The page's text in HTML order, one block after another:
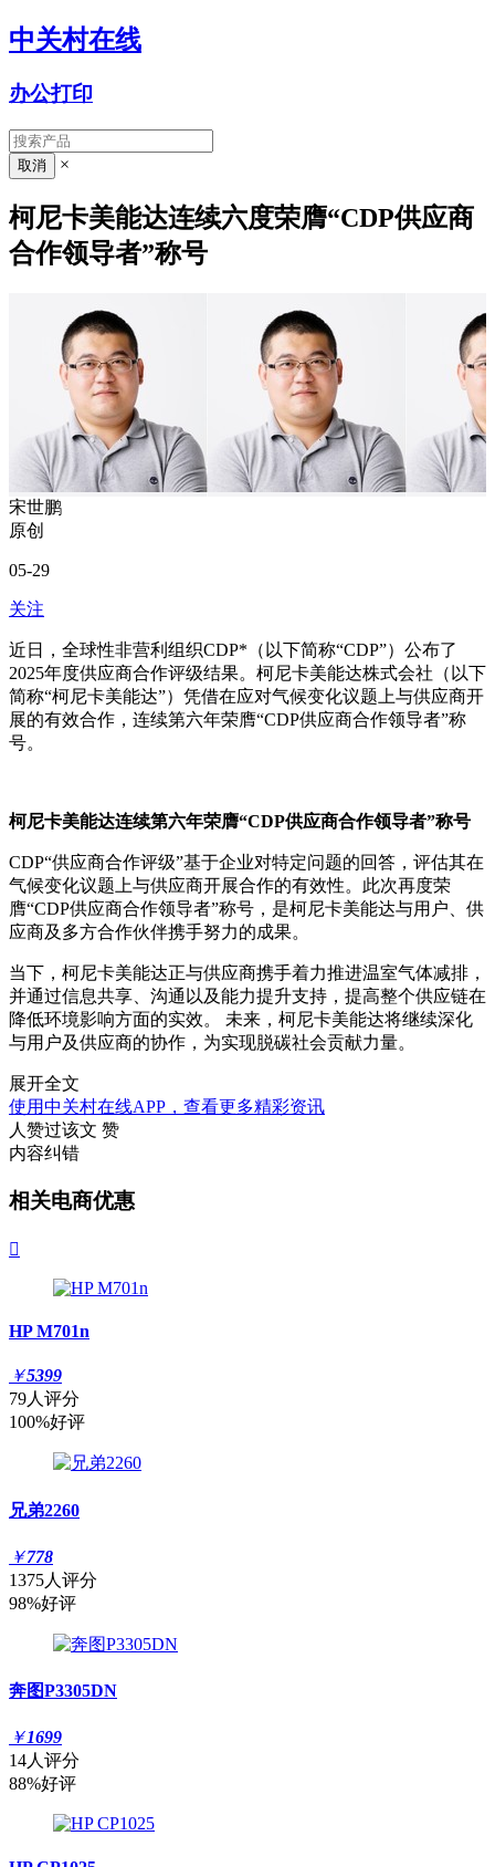
中关村在线
办公打印
×
柯尼卡美能达连续六度荣膺“CDP供应商
合作领导者”称号
宋世鹏
原创
05-29
关注
近日，全球性非营利组织CDP*（以下简称“CDP”）公布了
2025年度供应商合作评级结果。柯尼卡美能达株式会社（以下
简称“柯尼卡美能达”）凭借在应对气候变化议题上与供应商开
展的有效合作，连续第六年荣膺“CDP供应商合作领导者”称
号。
柯尼卡美能达连续第六年荣膺“CDP供应商合作领导者”称号
CDP“供应商合作评级”基于企业对特定问题的回答，评估其在
气候变化议题上与供应商开展合作的有效性。此次再度荣
膺“CDP供应商合作领导者”称号，是柯尼卡美能达与用户、供
应商及多方合作伙伴携手努力的成果。
当下，柯尼卡美能达正与供应商携手着力推进温室气体减排，
并通过信息共享、沟通以及能力提升支持，提高整个供应链在
降低环境影响方面的实效。 未来，柯尼卡美能达将继续深化
与用户及供应商的协作，为实现脱碳社会贡献力量。
展开全文
使用中关村在线APP，查看更多精彩资讯
人赞过该文 赞
内容纠错
相关电商优惠

HP M701n
￥5399
79人评分
100%好评
兄弟2260
￥778
1375人评分
98%好评
奔图P3305DN
￥1699
14人评分
88%好评